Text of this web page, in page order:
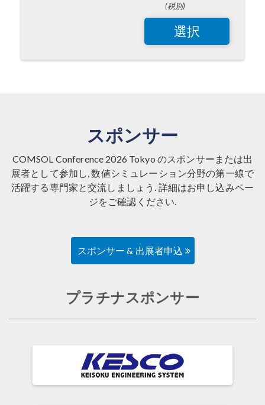
(税別)
選択
スポンサー
COMSOL Conference 2026 Tokyo のスポンサーまたは出
展者として参加し, 数値シミュレーション分野の第一線で
活躍する専門家と交流しましょう. 詳細はお申し込みペー
ジをご確認ください.
スポンサー & 出展者申込
プラチナスポンサー